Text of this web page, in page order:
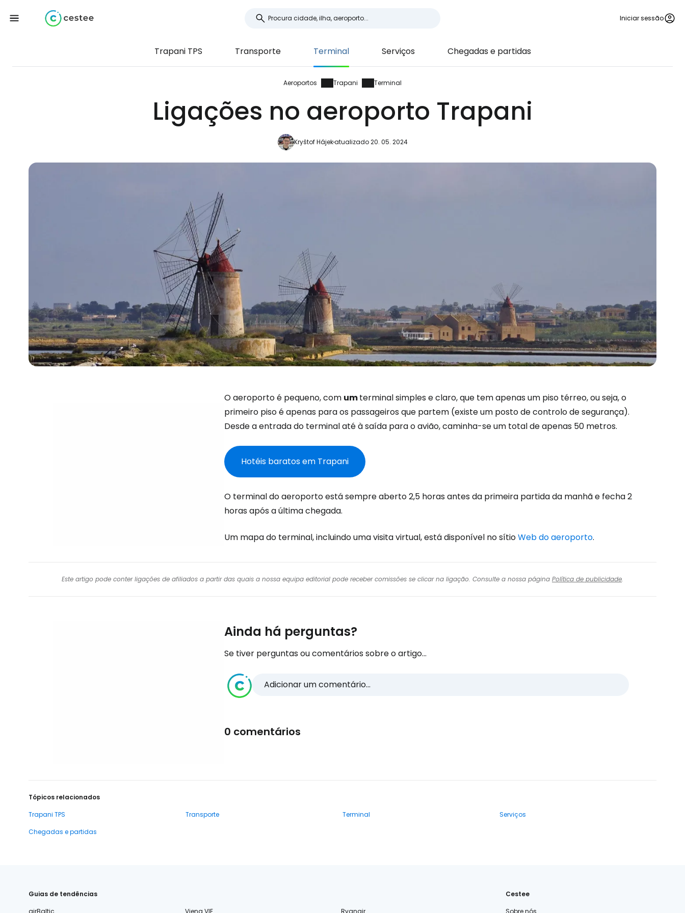
Iniciar sessão
Trapani TPS Transporte Terminal Serviços Chegadas e partidas
Aeroportos Trapani Terminal
Ligações no aeroporto Trapani
Kryštof Hájekatualizado 20. 05. 2024
O aeroporto é pequeno, com umterminal simples e claro, que tem apenas um piso térreo, ou seja, o
primeiro piso é apenas para os passageiros que partem (existe um posto de controlo de segurança).
Desde a entrada do terminal até à saída para o avião, caminha-se um total de apenas 50 metros.
Hotéis baratos em Trapani
O terminal do aeroporto está sempre aberto 2,5 horas antes da primeira partida da manhã e fecha 2
horas após a última chegada.
Um mapa do terminal, incluindo uma visita virtual, está disponível no sítioWeb do aeroporto.
Este artigo pode conter ligações de afiliados a partir das quais a nossa equipa editorial pode receber comissões se clicar na ligação. Consulte a nossa página Política de publicidade.
Ainda há perguntas?
Se tiver perguntas ou comentários sobre o artigo...
Adicionar um comentário...
0 comentários
Tópicos relacionados
Trapani TPS
Transporte Terminal
Serviços
Chegadas e partidas
Guias de tendências
airBaltic
Viena VIE Ryanair
Cestee
Sobre nós
Iniciar sessão no Cestee
Continuar com o Google
Continuar com o correio eletrónico